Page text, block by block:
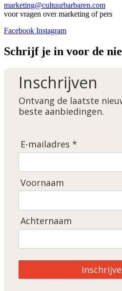
marketing@cultuurbarbaren.com
voor vragen over marketing of pers
Facebook Instagram
Schrijf je in voor de
Inschrijven
Ontvang de laatste
beste aanbiedingen.
E-mailadres *
Voornaam
Achternaam